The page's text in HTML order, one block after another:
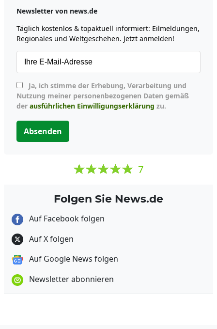
Newsletter von news.de
Täglich kostenlos & topaktuell informiert: Eilmeldungen,
Regionales und Weltgeschehen. Jetzt anmelden!
Nutzung meiner personenbezogenen Daten gemäß
der ausführlichen Einwilligungserklärung zu.
Absenden
7
Folgen Sie News.de
Auf Facebook folgen
Auf X folgen
Auf Google News folgen
Newsletter abonnieren